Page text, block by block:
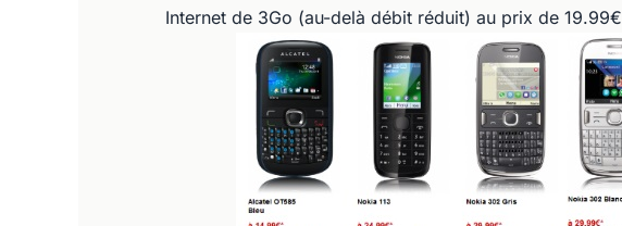
Internet de 3Go (au-delà débit réduit) au prix de 19.99€